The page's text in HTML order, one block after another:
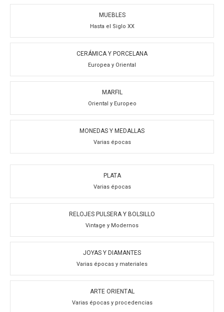
MUEBLES
Hasta el Siglo XX
CERÁMICA Y PORCELANA
Europea y Oriental
MARFIL
Oriental y Europeo
MONEDAS Y MEDALLAS
Varias épocas
PLATA
Varias épocas
RELOJES PULSERA Y BOLSILLO
Vintage y Modernos
JOYAS Y DIAMANTES
Varias épocas y materiales
ARTE ORIENTAL
Varias épocas y procedencias